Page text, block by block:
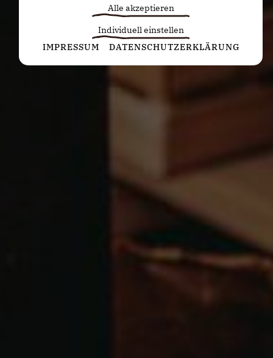
Alle akzeptieren
Individuell einstellen
Statistiken
Diese Cookies erfassen anonyme Statistiken. Diese
unsere Website noch weiter optimieren können.
Publishern verwendet, um personalisierte
Werbung anzuzeigen. Sie tun dies, indem sie
IMPRESSUM DATENSCHUTZERKLÄRUNG